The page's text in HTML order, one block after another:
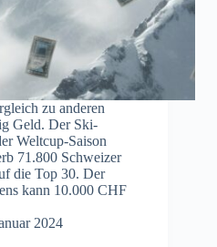
zu anderen
Geld. Der Ski-
Weltcup-Saison
71.800 Schweizer
die Top 30. Der
kann 10.000 CHF
2024